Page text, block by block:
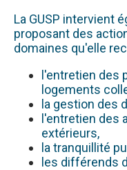
La GUSP intervient
proposant des
domaines qu'elle
l'entretien des
logements
la gestion des
l'entretien des
extérieurs,
la tranquillité
les différends